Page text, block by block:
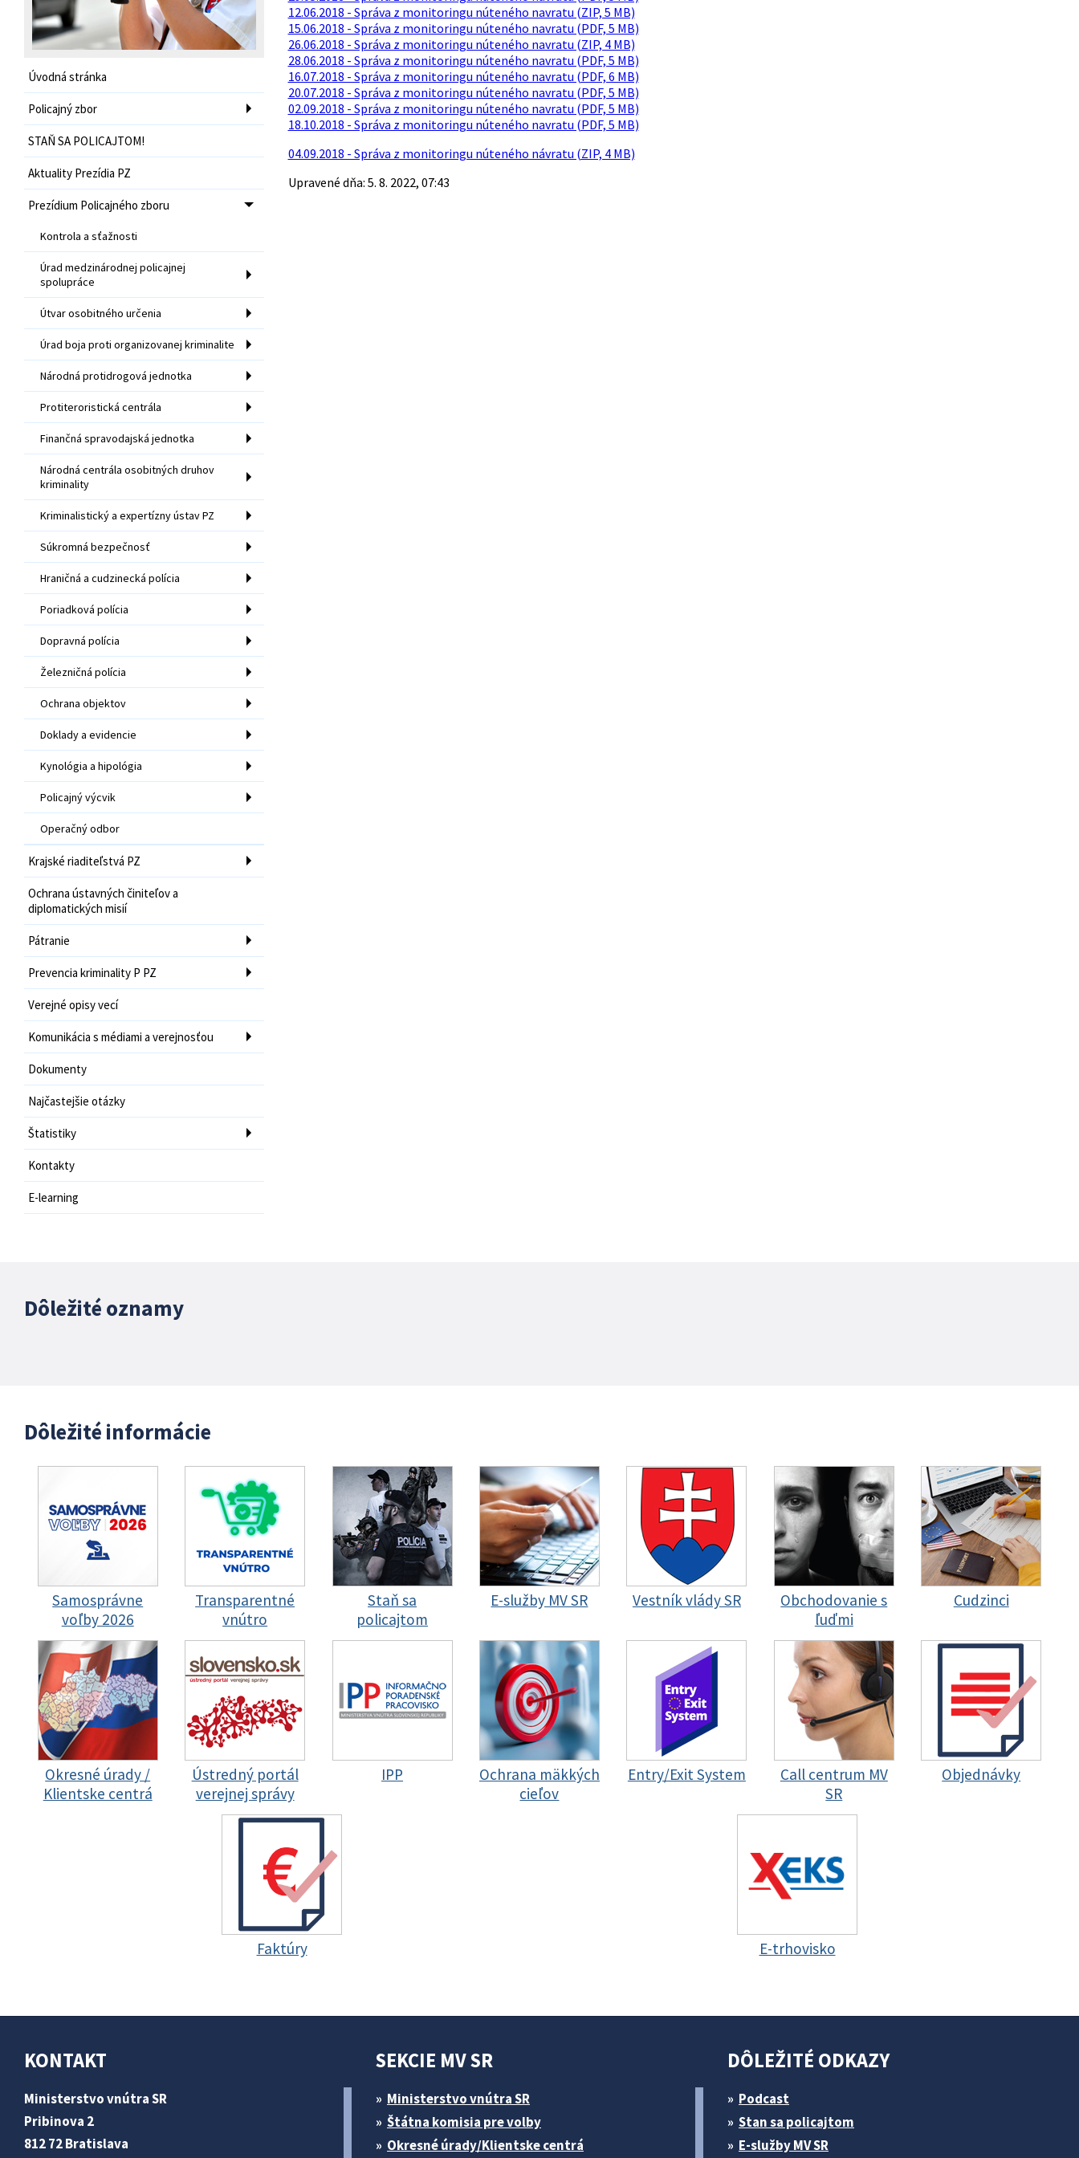
Úvodná stránka
Policajný zbor
STAŇ SA POLICAJTOM!
Aktuality Prezídia PZ
Prezídium Policajného zboru
Kontrola a sťažnosti
Úrad medzinárodnej policajnej
spolupráce
Útvar osobitného určenia
Úrad boja proti organizovanej kriminalite
Národná protidrogová jednotka
Protiteroristická centrála
Finančná spravodajská jednotka
Národná centrála osobitných druhov
kriminality
Kriminalistický a expertízny ústav PZ
Súkromná bezpečnosť
Hraničná a cudzinecká polícia
Poriadková polícia
Dopravná polícia
Železničná polícia
Ochrana objektov
Doklady a evidencie
Kynológia a hipológia
Policajný výcvik
Operačný odbor
Krajské riaditeľstvá PZ
Ochrana ústavných činiteľov a
diplomatických misií
Pátranie
Prevencia kriminality P PZ
Verejné opisy vecí
Komunikácia s médiami a verejnosťou
Dokumenty
Najčastejšie otázky
Štatistiky
Kontakty
E-learning
12.06.2018 - Správa z monitoringu núteného navratu (ZIP, 5 MB)
15.06.2018 - Správa z monitoringu núteného navratu (PDF, 5 MB)
26.06.2018 - Správa z monitoringu núteného navratu (ZIP, 4 MB)
28.06.2018 - Správa z monitoringu núteného navratu (PDF, 5 MB)
16.07.2018 - Správa z monitoringu núteného navratu (PDF, 6 MB)
20.07.2018 - Správa z monitoringu núteného navratu (PDF, 5 MB)
02.09.2018 - Správa z monitoringu núteného navratu (PDF, 5 MB)
18.10.2018 - Správa z monitoringu núteného navratu (PDF, 5 MB)
04.09.2018 - Správa z monitoringu núteného návratu (ZIP, 4 MB)
Upravené dňa: 5. 8. 2022, 07:43
Dôležité oznamy
Dôležité informácie
Samosprávne
voľby 2026
Transparentné
vnútro
Staň sa
policajtom
E-služby MV SR Vestník vlády SR
Obchodovanie s
ľuďmi
Cudzinci
Okresné úrady /
Klientske centrá
Ústredný portál
verejnej správy
IPP
Ochrana mäkkých
cieľov
Entry/Exit System
Call centrum MV
SR
Objednávky
Faktúry E-trhovisko
KONTAKT
Ministerstvo vnútra SR
Pribinova 2
812 72 Bratislava
SEKCIE MV SR
Ministerstvo vnútra SR
Štátna komisia pre volby
Okresné úrady/Klientske centrá
DÔLEŽITÉ ODKAZY
Podcast
Stan sa policajtom
E-služby MV SR